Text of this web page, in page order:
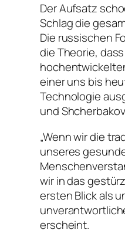
Der Aufsatz
Schlag die
Die russischen
die Theorie,
einer uns bis
Technologie
und
„Wenn wir die
unseres
wir in das
ersten Blick als
erscheint.